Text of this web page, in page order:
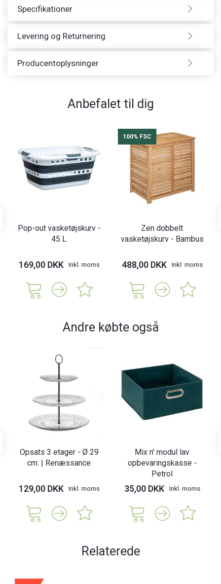
Specifikationer
Levering og Returnering
Producentoplysninger
Anbefalet til dig
Pop-out vasketøjskurv -
45 L
169,00 DKK Inkl. moms
100% FSC
Zen dobbelt
vasketøjskurv - Bambus
488,00 DKK Inkl. moms
Andre købte også
Opsats 3 etager - Ø 29
cm. | Renæssance
129,00 DKK Inkl. moms
Mix n' modul lav
opbevaringskasse -
Petrol
35,00 DKK Inkl. moms
Relaterede